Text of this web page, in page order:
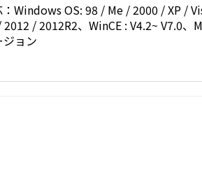
Windows OS: 98 / Me / 2000 / XP /
/ 2012R2、WinCE : V4.2~ V7.0、
ョン